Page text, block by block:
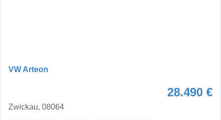
VW Arteon
28.490 €
Zwickau, 08064